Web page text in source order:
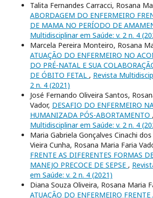
Talita Fernandes Carracci, Rosana
ABORDAGEM DO ENFERMEIRO
DE MAMA NO PERÍODO DE
Multidisciplinar em Saúde: v. 2 n. 4
Marcela Pereira Monteiro, Rosana
ATUAÇÃO DO ENFERMEIRO NO
DO PRÉ-NATAL E SUA
DE ÓBITO FETAL , Revista
2 n. 4 (2021)
José Fernando Oliveira Santos,
Vador, DESAFIO DO ENFERMEIRO
HUMANIZADA PÓS-ABORTAMENTO ,
Multidisciplinar em Saúde: v. 2 n. 4
Maria Gabriela Gonçalves Cinachi
Vieira Cunha, Rosana Maria Faria
FRENTE AS DIFERENTES FORMAS
MANEJO PRECOCE DE SEPSE ,
em Saúde: v. 2 n. 4 (2021)
Diana Souza Oliveira, Rosana Maria
ATUAÇÃO DO ENFERMEIRO FRENTE